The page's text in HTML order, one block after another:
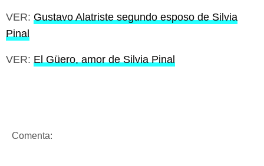
VER: Gustavo Alatriste segundo esposo de Silvia
Pinal
VER: El Güero, amor de Silvia Pinal
Comenta: